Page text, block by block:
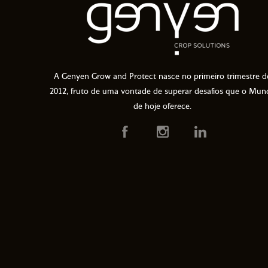
A Genyen Grow and Protect nasce no primeiro trimestre
2012, fruto de uma vontade de superar desafios que o
de hoje oferece.